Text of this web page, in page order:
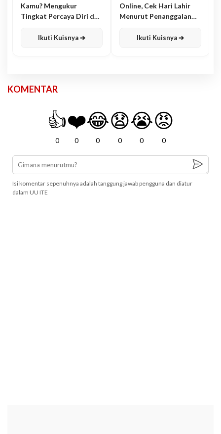
Kamu? Mengukur
Tingkat Percaya Diri dan
Ikuti Kuisnya ➔
Online, Cek Hari Lahir
Menurut Penanggalan
Ikuti Kuisnya ➔
KOMENTAR
👍
0
❤️
0
😂
0
😧
0
😭
0
😡
0
Isi komentar sepenuhnya adalah tanggung jawab pengguna dan diatur
dalam UU ITE